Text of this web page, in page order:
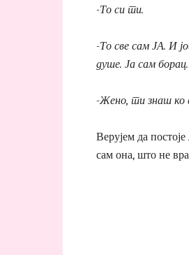
-То си ти.
-То све сам ЈА. И
душе. Ја сам борац.
-Жено, ти знаш ко
Верујем да
сам она, што не